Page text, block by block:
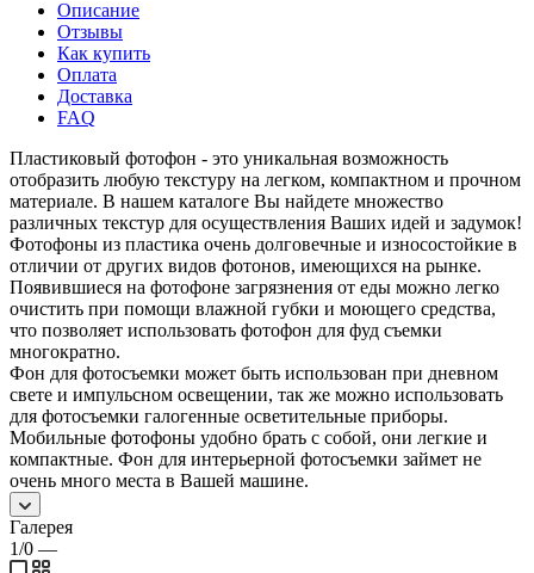
Описание
Отзывы
Как купить
Оплата
Доставка
FAQ
Пластиковый фотофон - это уникальная возможность
отобразить любую текстуру на легком, компактном и прочном
материале. В нашем каталоге Вы найдете множество
различных текстур для осуществления Ваших идей и задумок!
Фотофоны из пластика очень долговечные и износостойкие в
отличии от других видов фотонов, имеющихся на рынке.
Появившиеся на фотофоне загрязнения от еды можно легко
очистить при помощи влажной губки и моющего средства,
что позволяет использовать фотофон для фуд съемки
многократно.
Фон для фотосъемки может быть использован при дневном
свете и импульсном освещении, так же можно использовать
для фотосъемки галогенные осветительные приборы.
Мобильные фотофоны удобно брать с собой, они легкие и
компактные. Фон для интерьерной фотосъемки займет не
очень много места в Вашей машине.
Галерея
1/0 —